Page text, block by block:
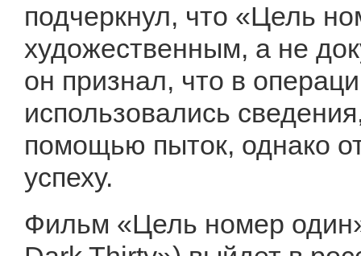
подчеркнул, что «Цель
художественным, а не
он признал, что в
использовались
помощью пыток, однако
успеху.
Фильм «Цель номер